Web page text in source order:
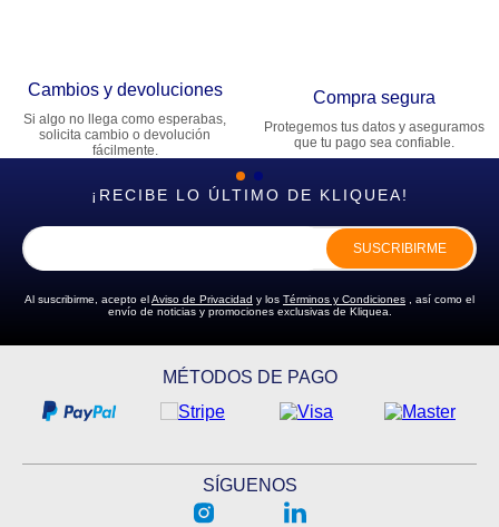
Cambios y devoluciones
Si algo no llega como esperabas,
solicita cambio o devolución
fácilmente.
Compra segura
Protegemos tus datos y aseguramos
que tu pago sea confiable.
¡RECIBE LO ÚLTIMO DE KLIQUEA!
SUSCRIBIRME
Al suscribirme, acepto elAviso de Privacidad y los Términos y Condiciones , así como el
envío de noticias y promociones exclusivas de Kliquea.
MÉTODOS DE PAGO
SÍGUENOS